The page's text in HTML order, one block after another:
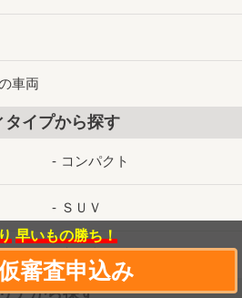
早いもの勝ち！
審査申込み
車両
タイプから探す
コンパクト
ＳＵＶ
商用車
アから探す